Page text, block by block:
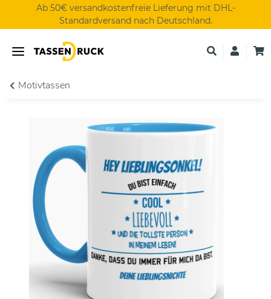
Ab 50€ versandkostenfreie Lieferung mit DHL-
Standardversand nach Deutschland.
Motivtassen